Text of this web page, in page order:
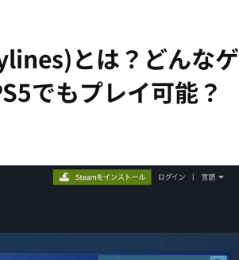
とは？どんなゲ
でもプレイ可能？